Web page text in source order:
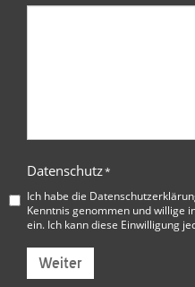
Datenschutz*
Ich habe die
Kenntnis genommen und willige
ein. Ich kann diese Einwilligung
Weiter